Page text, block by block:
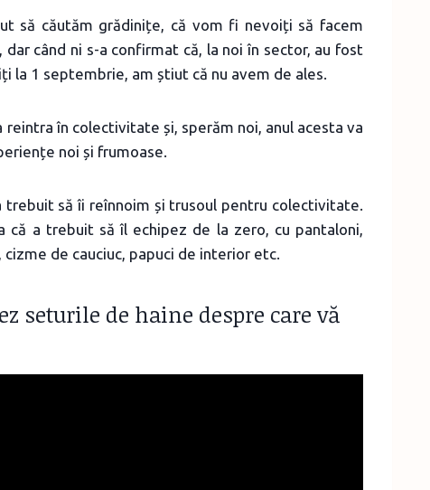
să căutăm grădinițe, că vom fi nevoiți să facem
când ni s-a confirmat că, la noi în sector, au fost
la 1 septembrie, am știut că nu avem de ales.
în colectivitate și, sperăm noi, anul acesta va
noi și frumoase.
să îi reînnoim și trusoul pentru colectivitate.
că a trebuit să îl echipez de la zero, cu pantaloni,
de cauciuc, papuci de interior etc.
seturile de haine despre care vă